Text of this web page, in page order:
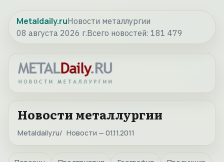
Metaldaily.ruНовости металлургии
08 августа 2026 г.Всего новостей: 181 479
Новости металлургии
Metaldaily.ru Новости — 01.11.2011